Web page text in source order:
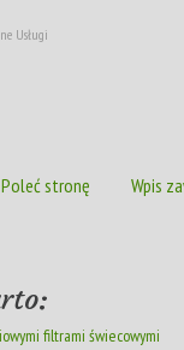
Usługi
Poleć stronę Wpis
filtrami świecowymi